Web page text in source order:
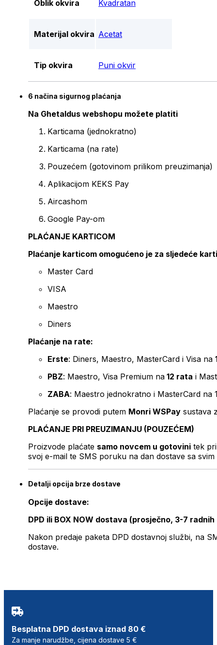
Oblik okvira Kvadratan
Materijal okvira Acetat
Tip okvira Puni okvir
6 načina sigurnog plaćanja
Na Ghetaldus webshopu možete platiti
Karticama (jednokratno)
Karticama (na rate)
Pouzećem (gotovinom prilikom preuzimanja)
Aplikacijom KEKS Pay
Aircashom
Google Pay-om
PLAĆANJE KARTICOM
Plaćanje karticom omogućeno je za sljedeće
Master Card
VISA
Maestro
Diners
Plaćanje na rate:
Erste: Diners, Maestro, MasterCard i Visa na
PBZ: Maestro, Visa Premium na 12 rata i
ZABA: Maestro jednokratno i MasterCard na
Plaćanje se provodi putem Monri WSPay sustava
PLAĆANJE PRI PREUZIMANJU (POUZEĆEM)
Proizvode plaćate samo novcem u gotovini tek
svoj e-mail te SMS poruku na dan dostave sa svim
Detalji opcija brze dostave
Opcije dostave:
DPD ili BOX NOW dostava (prosječno, 3-7 radnih
Nakon predaje paketa DPD dostavnoj službi, na
dostave.
Besplatna DPD dostava iznad 80 €
Za manje narudžbe, cijena dostave 5 €